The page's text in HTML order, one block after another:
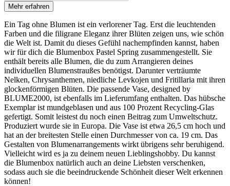
Mehr erfahren
Ein Tag ohne Blumen ist ein verlorener Tag. Erst die leuchtenden
Farben und die filigrane Eleganz ihrer Blüten zeigen uns, wie schön
die Welt ist. Damit du dieses Gefühl nachempfinden kannst, haben
wir für dich die Blumenbox Pastel Spring zusammengestellt. Sie
enthält bereits alle Blumen, die du zum Arrangieren deines
individuellen Blumenstraußes benötigst. Darunter verträumte
Nelken, Chrysanthemen, niedliche Levkojen und Fritillaria mit ihren
glockenförmigen Blüten. Die passende Vase, designed by
BLUME2000, ist ebenfalls im Lieferumfang enthalten. Das hübsche
Exemplar ist mundgeblasen und aus 100 Prozent Recycling-Glas
gefertigt. Somit leistest du noch einen Beitrag zum Umweltschutz.
Produziert wurde sie in Europa. Die Vase ist etwa 26,5 cm hoch und
hat an der breitesten Stelle einen Durchmesser von ca. 19 cm. Das
Gestalten von Blumenarrangements wirkt übrigens sehr beruhigend.
Vielleicht wird es ja zu deinem neuen Lieblingshobby. Du kannst
die Blumenbox natürlich auch an deine Liebsten verschenken,
sodass auch sie die beeindruckende Schönheit dieser Welt erkennen
können!